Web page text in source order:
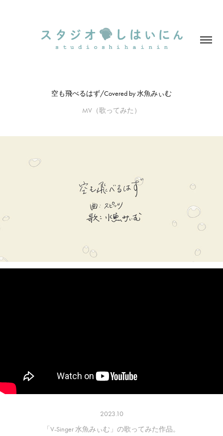
空も飛べるはず/Covered by 水魚みぃむ
MV（歌ってみた）
2023.10
「V-Singer 水魚みぃむ」の歌ってみた作品。